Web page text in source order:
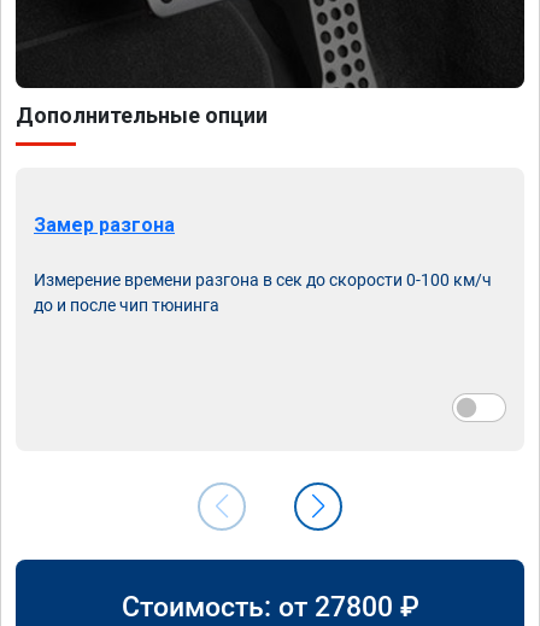
Дополнительные опции
Замер разгона
Измерение времени разгона в сек до скорости 0-100 км/ч
до и после чип тюнинга
Стоимость: от 27800 ₽